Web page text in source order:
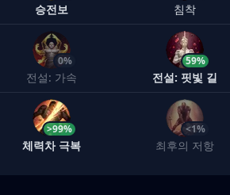
승전보 침착
0%
전설: 가속
59%
전설: 핏빛 길
>99%
체력차 극복
<1%
최후의 저항